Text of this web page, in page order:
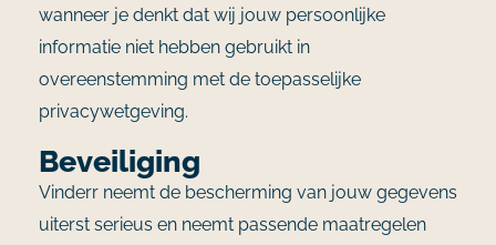
wanneer je denkt dat wij jouw persoonlijke
informatie niet hebben gebruikt in
overeenstemming met de toepasselijke
privacywetgeving.
Beveiliging
Vinderr neemt de bescherming van jouw gegevens
uiterst serieus en neemt passende maatregelen